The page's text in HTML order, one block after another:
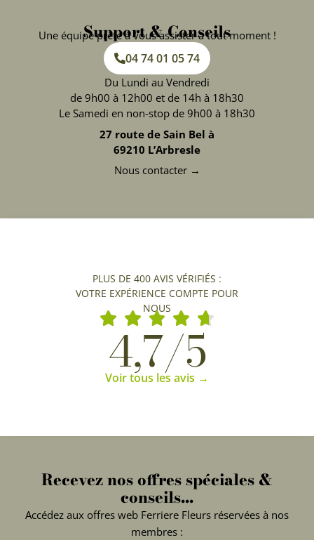
Support & Conseils
Une équipe prête à vous assister à tout moment !
04 74 01 05 74
Du Lundi au Vendredi
de 9h00 à 12h00 et de 14h à 18h30
Le Samedi en non-stop de 9h00 à 18h30
27 route de Sain Bel à
69210 L’Arbresle
Nous contacter →
PLUS DE 400 AVIS VÉRIFIÉS :
VOTRE EXPÉRIENCE COMPTE POUR
NOUS
4,7/5
Voir tous les avis →
Recevez nos offres spéciales &
conseils...
Accédez aux offres web Ferriere Fleurs réservées à nos
membres :